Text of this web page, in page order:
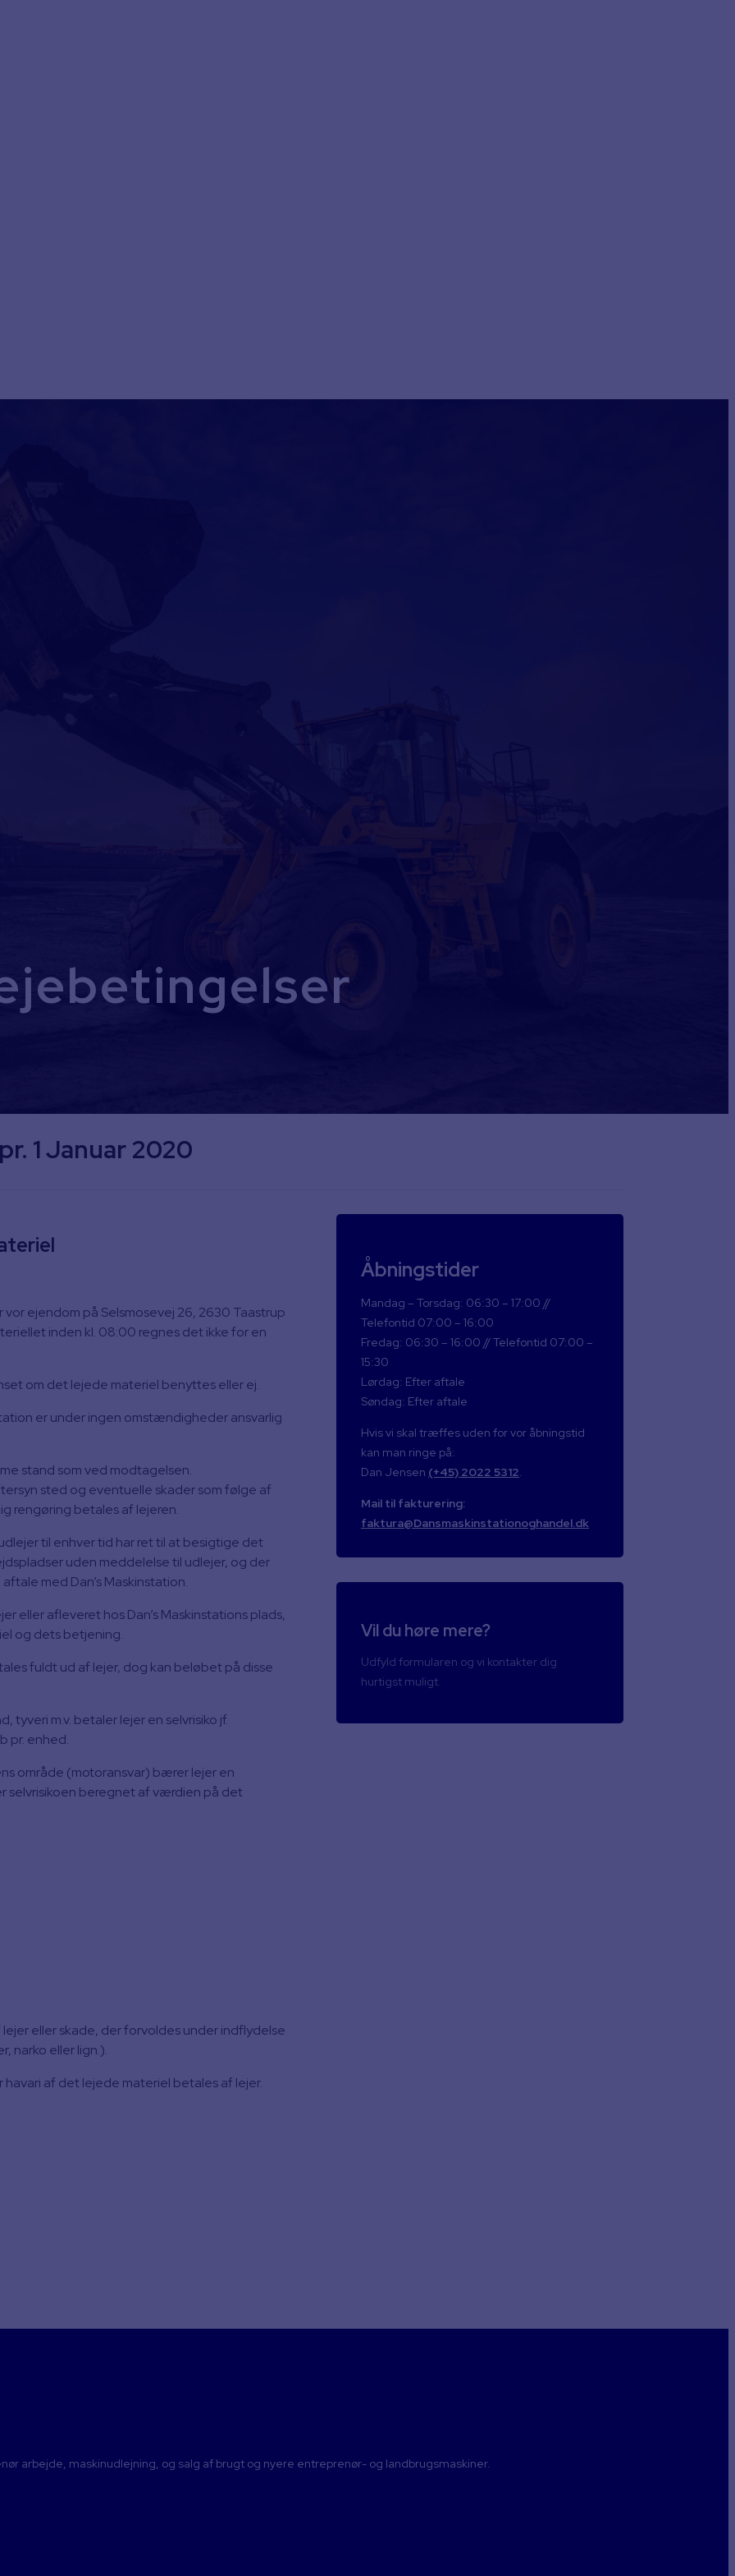
1 Januar 2020
ejendom på Selsmosevej 26, 2630 Taastrup
inden kl. 08:00 regnes det ikke for en
om det lejede materiel benyttes eller ej.
er under ingen omstændigheder ansvarlig
stand som ved modtagelsen.
sted og eventuelle skader som følge af
rengøring betales af lejeren.
til enhver tid har ret til at besigtige det
uden meddelelse til udlejer, og der
med Dan’s Maskinstation.
eller afleveret hos Dan’s Maskinstations plads,
og dets betjening.
fuldt ud af lejer, dog kan beløbet på disse
m.v. betaler lejer en selvrisiko jf.
pr. enhed.
område (motoransvar) bærer lejer en
selvrisikoen beregnet af værdien på det
eller skade, der forvoldes under indflydelse
narko eller lign.).
af det lejede materiel betales af lejer.
Åbningstider
Mandag – Torsdag: 06:30 – 17:00 //
Telefontid 07:00 – 16:00
Fredag: 06:30 – 16:00 // Telefontid 07:00 –
15:30
Lørdag: Efter aftale
Søndag: Efter aftale
Hvis vi skal træffes uden for vor åbningstid
kan man ringe på:
Dan Jensen (+45) 2022 5312.
Mail til fakturering:
faktura@Dansmaskinstationoghandel.dk
Vil du høre mere?
Udfyld formularen og vi kontakter dig
hurtigst muligt.
arbejde, maskinudlejning, og salg af brugt og nyere entreprenør- og landbrugsmaskiner.